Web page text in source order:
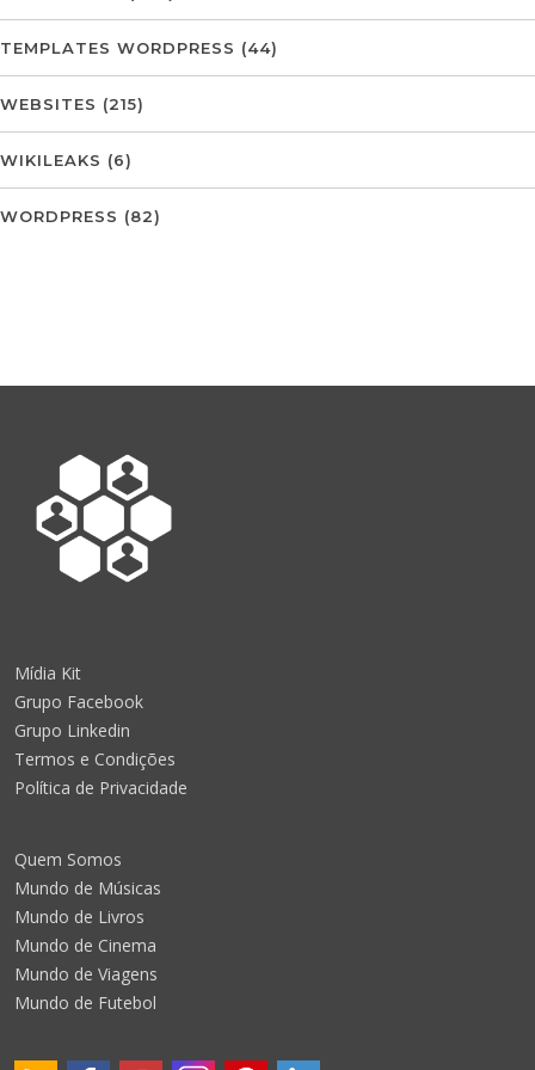
TEMPLATES WORDPRESS (44)
WEBSITES (215)
WIKILEAKS (6)
WORDPRESS (82)
Mídia Kit
Grupo Facebook
Grupo Linkedin
Termos e Condições
Política de Privacidade
Quem Somos
Mundo de Músicas
Mundo de Livros
Mundo de Cinema
Mundo de Viagens
Mundo de Futebol